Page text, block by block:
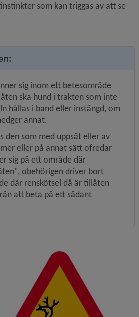
som kan triggas av att se
sig inom ett betesområde
ska hund i trakten som inte
hållas i band eller instängd, om
annat.
den som med uppsåt eller av
eller på annat sätt ofredar
sig på ett område där
obehörigen driver bort
där renskötsel då är tillåten
att beta på ett sådant